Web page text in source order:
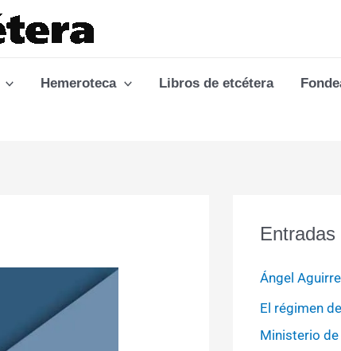
Hemeroteca Libros de etcétera
Ángel
El régimen
Ministerio de